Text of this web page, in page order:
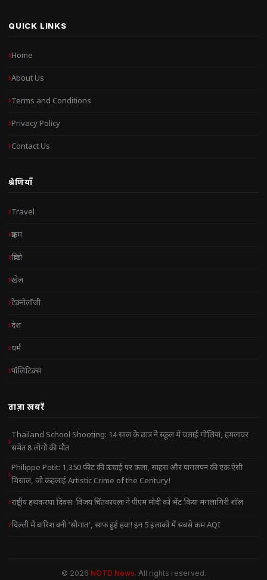
QUICK LINKS
Home
About Us
Terms and Conditions
Privacy Policy
Contact Us
श्रेणियाँ
Travel
क्राइम
क्रिप्टो
खेल
टेक्नोलॉजी
देश
धर्म
पॉलिटिक्स
ताज़ा खबरें
Thailand School Shooting: 14 साल के छात्र ने स्कूल में चलाई गोलियां, हमलावर
समेत 8 लोगों की मौत
Philippe Petit: 1,350 फीट की ऊंचाई पर कला, साहस और पागलपन की एक ऐसी
मिसाल, जो कहलाई Artistic Crime of the Century!
राष्ट्रीय हथकरघा दिवस: विजय चिंतकायला ने पीएम मोदी को भेंट किया मंगलागिरी शॉल
दिल्ली में बारिश बनी ‘सौगात’, साफ हुई हवा! इन 5 इलाकों में सबसे कम AQI
© 2026 NOTD News. All rights reserved.